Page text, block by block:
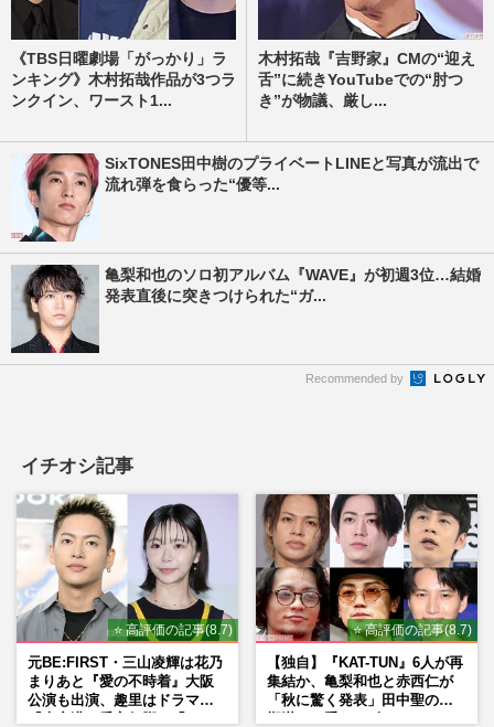
《TBS日曜劇場「がっかり」ラ
ンキング》木村拓哉作品が3つラ
ンクイン、ワースト1...
木村拓哉『吉野家』CMの“迎え
舌”に続きYouTubeでの“肘つ
き”が物議、厳し...
SixTONES田中樹のプライベートLINEと写真が流出で
流れ弾を食らった“優等...
亀梨和也のソロ初アルバム『WAVE』が初週3位…結婚
発表直後に突きつけられた“ガ...
Recommended by
イチオシ記事
⭐ 高評価の記事(8.7)
元BE:FIRST・三山凌輝は花乃
まりあと『愛の不時着』大阪
公演も出演、趣里はドラマ
⭐ 高評価の記事(8.7)
【独自】『KAT-TUN』6人が再
集結か、亀梨和也と赤西仁が
「秋に驚く発表」田中聖の刑